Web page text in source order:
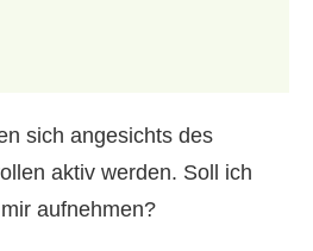
sich angesichts des
aktiv werden. Soll ich
aufnehmen?